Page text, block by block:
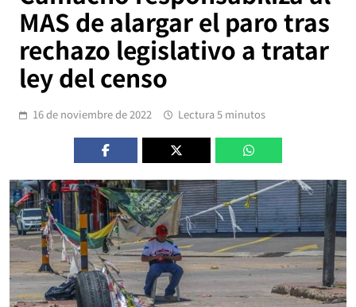
MAS de alargar el paro tras
rechazo legislativo a tratar
ley del censo
16 de noviembre de 2022 Lectura 5 minutos